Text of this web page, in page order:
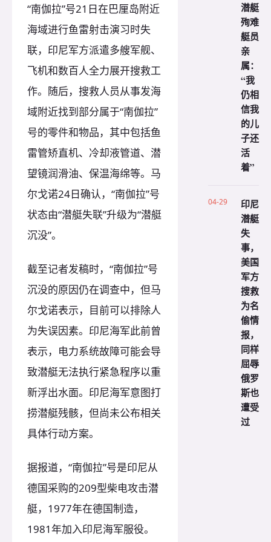
“南伽拉”号21日在巴厘岛附近
海域进行鱼雷射击演习时失
联，印尼军方派遣多艘军舰、
飞机和数百人全力展开搜救工
作。随后，搜救人员从事发海
域附近找到部分属于“南伽拉”
号的零件和物品，其中包括鱼
雷管矫直机、冷却液管道、潜
望镜润滑油、保温海绵等。马
尔戈诺24日确认，“南伽拉”号
状态由“潜艇失联”升级为“潜艇
沉没”。
截至记者发稿时，“南伽拉”号
沉没的原因仍在调查中，但马
尔戈诺表示，目前可以排除人
为失误因素。印尼海军此前曾
表示，电力系统故障可能会导
致潜艇无法执行紧急程序以重
新浮出水面。印尼海军意图打
捞潜艇残骸，但尚未公布相关
具体行动方案。
据报道，“南伽拉”号是印尼从
德国采购的209型柴电攻击潜
艇，1977年在德国制造，
1981年加入印尼海军服役。
潜艇
殉难
艇员
亲
属：
“我
仍相
信我
的儿
子还
活
着”
04-29
印尼
潜艇
失
事，
美国
军方
搜救
为名
偷情
报，
同样
屈辱
俄罗
斯也
遭受
过